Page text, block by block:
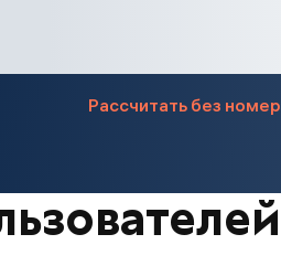
Рассчитать без